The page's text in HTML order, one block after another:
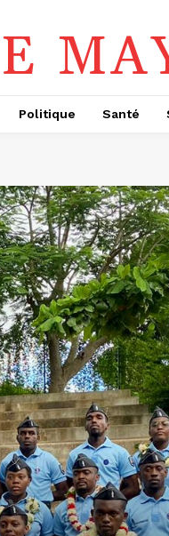
Politique Santé